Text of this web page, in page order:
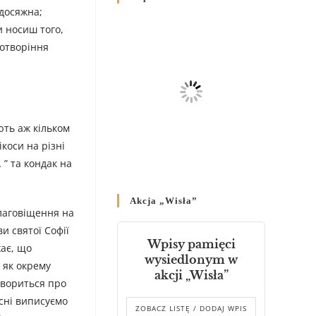
носиш того,
аж кільком
на різні
та кондак на
на
святої Софії
що
окрему
про
виписуємо
Родин
Справ Молоді та встановленя
складу Катихитичної Комісії
днях 2-12 липня 2024 р.”
Декрет єпископів
Перемисько-Варшавської
Митрополії стосовно
звершування Божественної
літургії
Akcja „Wisła”
Wpisy pamięci
wysiedlonym w
akcji „Wisła”
ZOBACZ LISTĘ / DODAJ WPIS